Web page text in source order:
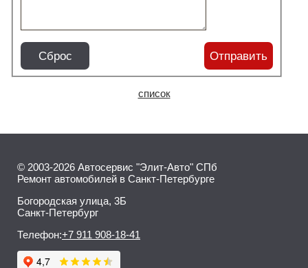
Сброс Отправить
список
© 2003-2026 Автосервис "Элит-Авто" СПб
Ремонт автомобилей в Санкт-Петербурге
Богородская улица, 3Б
Санкт-Петербург
Телефон:+7 911 908-18-41